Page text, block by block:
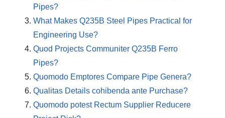
Pipes?
What Makes Q235B Steel Pipes Practical for
Engineering Use?
Quod Projects Communiter Q235B Ferro
Pipes?
Quomodo Emptores Compare Pipe Genera?
Qualitas Details cohibenda ante Purchase?
Quomodo potest Rectum Supplier Reducere